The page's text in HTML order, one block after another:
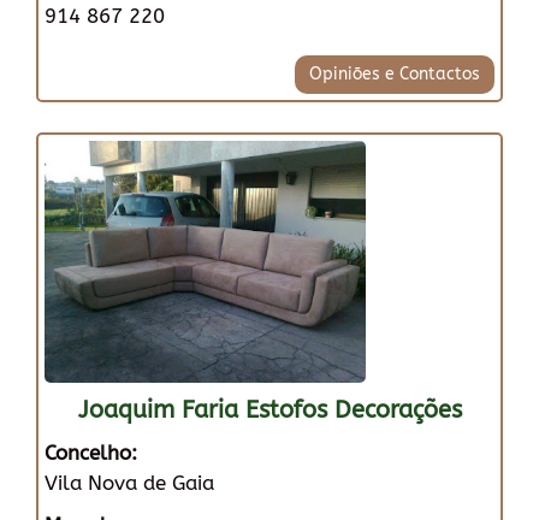
914 867 220
Opiniões e Contactos
Joaquim Faria Estofos Decorações
Concelho:
Vila Nova de Gaia